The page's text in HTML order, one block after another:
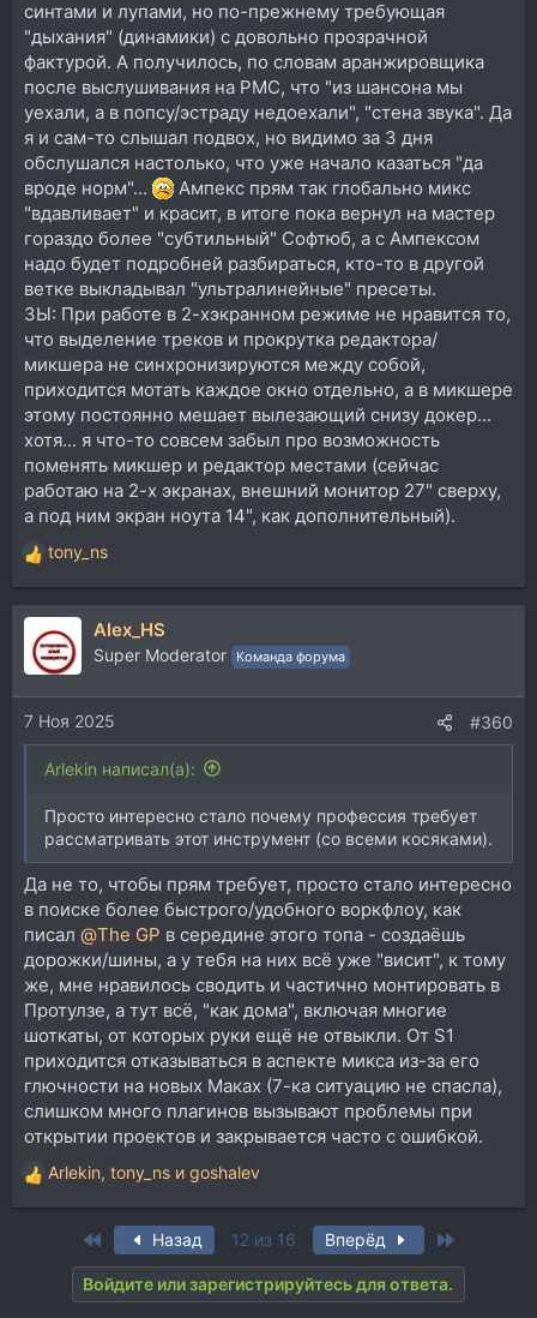
синтами и лупами, но по-прежнему требующая
"дыхания" (динамики) с довольно прозрачной
фактурой. А получилось, по словам аранжировщика
после выслушивания на РМС, что "из шансона мы
уехали, а в попсу/эстраду недоехали", "стена звука". Да
я и сам-то слышал подвох, но видимо за 3 дня
обслушался настолько, что уже начало казаться "да
вроде норм"...
Ампекс прям так глобально микс
"вдавливает" и красит, в итоге пока вернул на мастер
гораздо более "субтильный" Софтюб, а с Ампексом
надо будет подробней разбираться, кто-то в другой
ветке выкладывал "ультралинейные" пресеты.
ЗЫ: При работе в 2-хэкранном режиме не нравится то,
что выделение треков и прокрутка редактора/
микшера не синхронизируются между собой,
приходится мотать каждое окно отдельно, а в микшере
этому постоянно мешает вылезающий снизу докер...
хотя... я что-то совсем забыл про возможность
поменять микшер и редактор местами (сейчас
работаю на 2-х экранах, внешний монитор 27" сверху,
а под ним экран ноута 14", как дополнительный).
Р
е
а
ц
и
и
:
tony_ns
Alex_HS
Super Moderator Команда форума
7 Ноя 2025 #360
Arlekin написал(а):
Просто интересно стало почему профессия требует
рассматривать этот инструмент (со всеми косяками).
Да не то, чтобы прям требует, просто стало интересно
в поиске более быстрого/удобного воркфлоу, как
писал @The GP в середине этого топа - создаёшь
дорожки/шины, а у тебя на них всё уже "висит", к тому
же, мне нравилось сводить и частично монтировать в
Протулзе, а тут всё, "как дома", включая многие
шоткаты, от которых руки ещё не отвыкли. От S1
приходится отказываться в аспекте микса из-за его
глючности на новых Маках (7-ка ситуацию не спасла),
слишком много плагинов вызывают проблемы при
открытии проектов и закрывается часто с ошибкой.
Р
е
Arlekin, tony_ns и goshalev
First Назад 12 из 16 Вперёд
Войдите или зарегистрируйтесь для ответа.